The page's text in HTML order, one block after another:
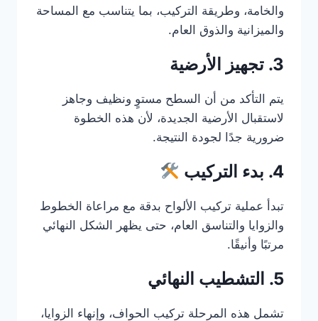
والخامة، وطريقة التركيب، بما يتناسب مع المساحة
والميزانية والذوق العام.
3. تجهيز الأرضية
يتم التأكد من أن السطح مستوٍ ونظيف وجاهز
لاستقبال الأرضية الجديدة، لأن هذه الخطوة
ضرورية جدًا لجودة النتيجة.
4. بدء التركيب
تبدأ عملية تركيب الألواح بدقة مع مراعاة الخطوط
والزوايا والتناسق العام، حتى يظهر الشكل النهائي
مرتبًا وأنيقًا.
5. التشطيب النهائي
تشمل هذه المرحلة تركيب الحواف، وإنهاء الزوايا،